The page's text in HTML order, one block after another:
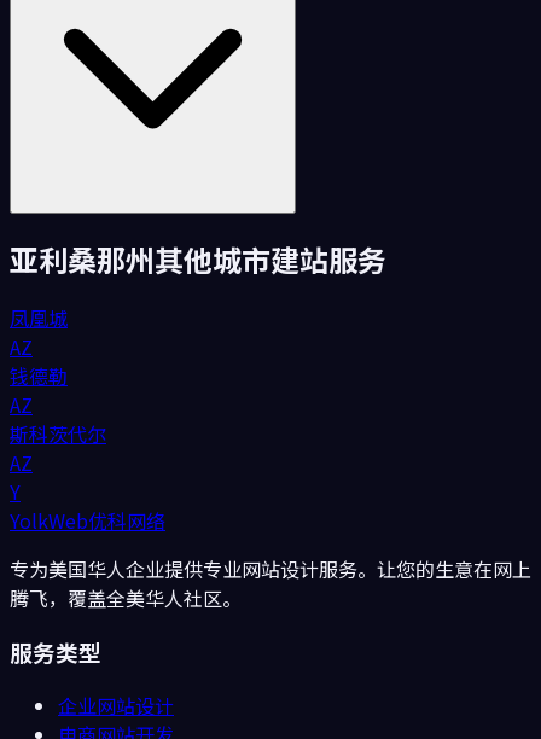
亚利桑那州其他城市建站服务
凤凰城
AZ
钱德勒
AZ
斯科茨代尔
AZ
Y
YolkWeb优科网络
专为美国华人企业提供专业网站设计服务。让您的生意在网上
腾飞，覆盖全美华人社区。
服务类型
企业网站设计